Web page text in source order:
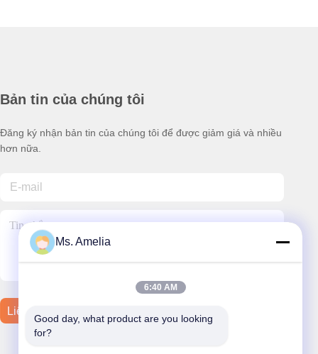
Bản tin của chúng tôi
Đăng ký nhận bản tin của chúng tôi để được giảm giá và nhiều
hơn nữa.
Liên Hệ Với Chúng Tôi
Ms. Amelia
6:40 AM
Good day, what product are you looking
for?